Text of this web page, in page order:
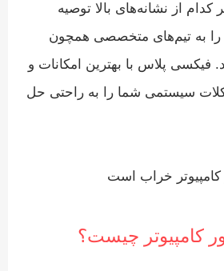
از نشانه‌های بالا توصیه
به تیم‌های متخصصی همچون
فیکسی پلاس با بهترین امکانات و
سیستمی شما را به راحتی حل
کامپیوتر چیست؟